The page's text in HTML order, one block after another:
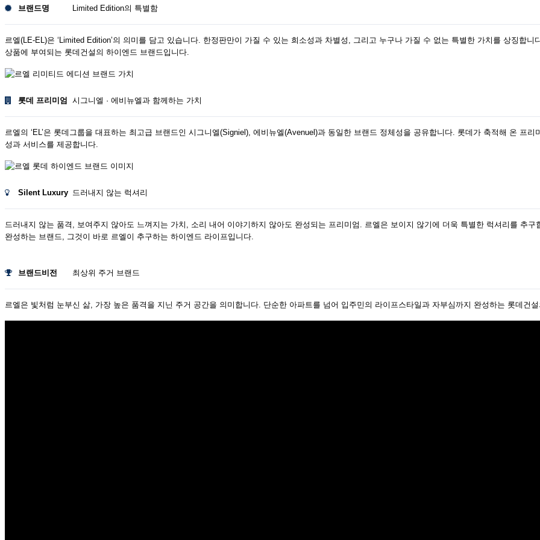
브랜드명 Limited Edition의 특별함
르엘(LE-EL)은 ‘Limited Edition’의 의미를 담고 있습니다. 한정판만이 가질 수 있는 희소성과 차별성, 그리고 누구나 가질 수 없는 특별한 가치를 상징합
상품에 부여되는 롯데건설의 하이엔드 브랜드입니다.
롯데 프리미엄 시그니엘 · 에비뉴엘과 함께하는 가치
르엘의 ‘EL’은 롯데그룹을 대표하는 최고급 브랜드인 시그니엘(Signiel), 에비뉴엘(Avenuel)과 동일한 브랜드 정체성을 공유합니다. 롯데가 축적해 온 프
성과 서비스를 제공합니다.
Silent Luxury 드러내지 않는 럭셔리
드러내지 않는 품격, 보여주지 않아도 느껴지는 가치, 소리 내어 이야기하지 않아도 완성되는 프리미엄. 르엘은 보이지 않기에 더욱 특별한 럭셔리를 추
완성하는 브랜드, 그것이 바로 르엘이 추구하는 하이엔드 라이프입니다.
브랜드비전 최상위 주거 브랜드
르엘은 빛처럼 눈부신 삶, 가장 높은 품격을 지닌 주거 공간을 의미합니다. 단순한 아파트를 넘어 입주민의 라이프스타일과 자부심까지 완성하는 롯데건